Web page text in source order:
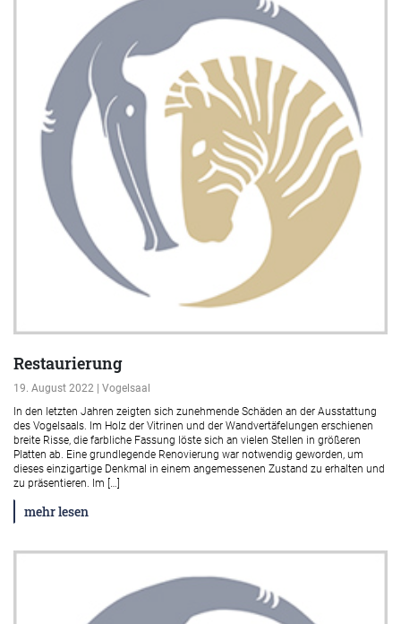
Restaurierung
19. August 2022 | Vogelsaal
In den letzten Jahren zeigten sich zunehmende Schäden an der Ausstattung
des Vogelsaals. Im Holz der Vitrinen und der Wandvertäfelungen erschienen
breite Risse, die farbliche Fassung löste sich an vielen Stellen in größeren
Platten ab. Eine grundlegende Renovierung war notwendig geworden, um
dieses einzigartige Denkmal in einem angemessenen Zustand zu erhalten und
zu präsentieren. Im […]
mehr lesen